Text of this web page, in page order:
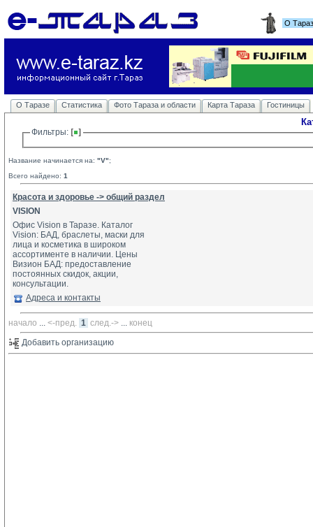
О
О Таразе Статистика Фото Тараза и области Карта Тараза Гостиницы
Фильтры:
Название начинается на: "V";
Всего найдено: 1
Красота и здоровье -> общий раздел
VISION
Офис Vision в Таразе. Каталог
Vision: БАД, браслеты, маски для
лица и косметика в широком
ассортименте в наличии. Цены
Визион БАД: предоставление
постоянных скидок, акции,
консультации.
Адреса и контакты
начало ... <-пред. 1 след.-> ... конец
Добавить организацию